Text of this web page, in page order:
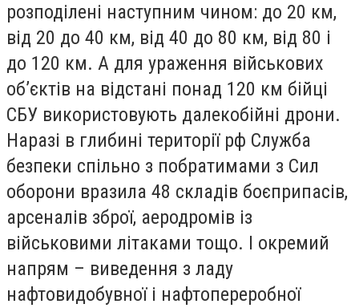
розподілені наступним чином: до 20 км,
від 20 до 40 км, від 40 до 80 км, від 80 і
до 120 км. А для ураження військових
обʼєктів на відстані понад 120 км бійці
СБУ використовують далекобійні дрони.
Наразі в глибині території рф Служба
безпеки спільно з побратимами з Сил
оборони вразила 48 складів боєприпасів,
арсеналів зброї, аеродромів із
військовими літаками тощо. І окремий
напрям – виведення з ладу
нафтовидобувної і нафтопереробної